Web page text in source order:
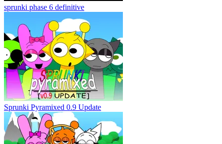
sprunki phase 6 definitive
Sprunki Pyramixed 0.9 Update